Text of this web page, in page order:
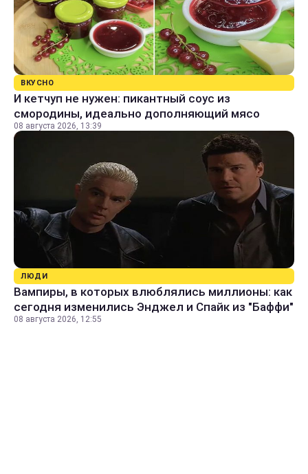
ВКУСНО
И кетчуп не нужен: пикантный соус из
смородины, идеально дополняющий мясо
08 августа 2026, 13:39
ЛЮДИ
Вампиры, в которых влюблялись миллионы: как
сегодня изменились Энджел и Спайк из "Баффи"
08 августа 2026, 12:55